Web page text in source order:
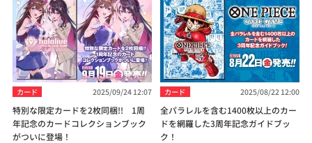
カード 2025/09/24 12:07
特別な限定カードを2枚同梱!! 1周
年記念のカードコレクションブック
がついに登場！
カード 2025/08/22 12:00
全パラレルを含む1400枚以上のカー
ドを網羅した3周年記念ガイドブッ
ク！